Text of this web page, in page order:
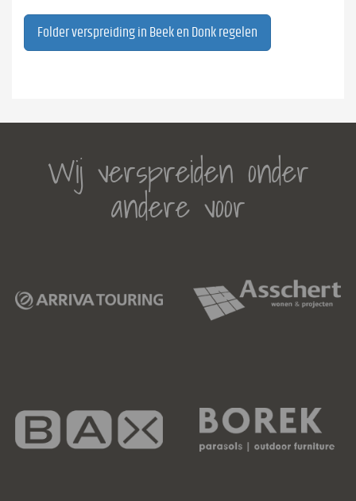
Folder verspreiding in Beek en Donk regelen
Wij verspreiden onder
andere voor